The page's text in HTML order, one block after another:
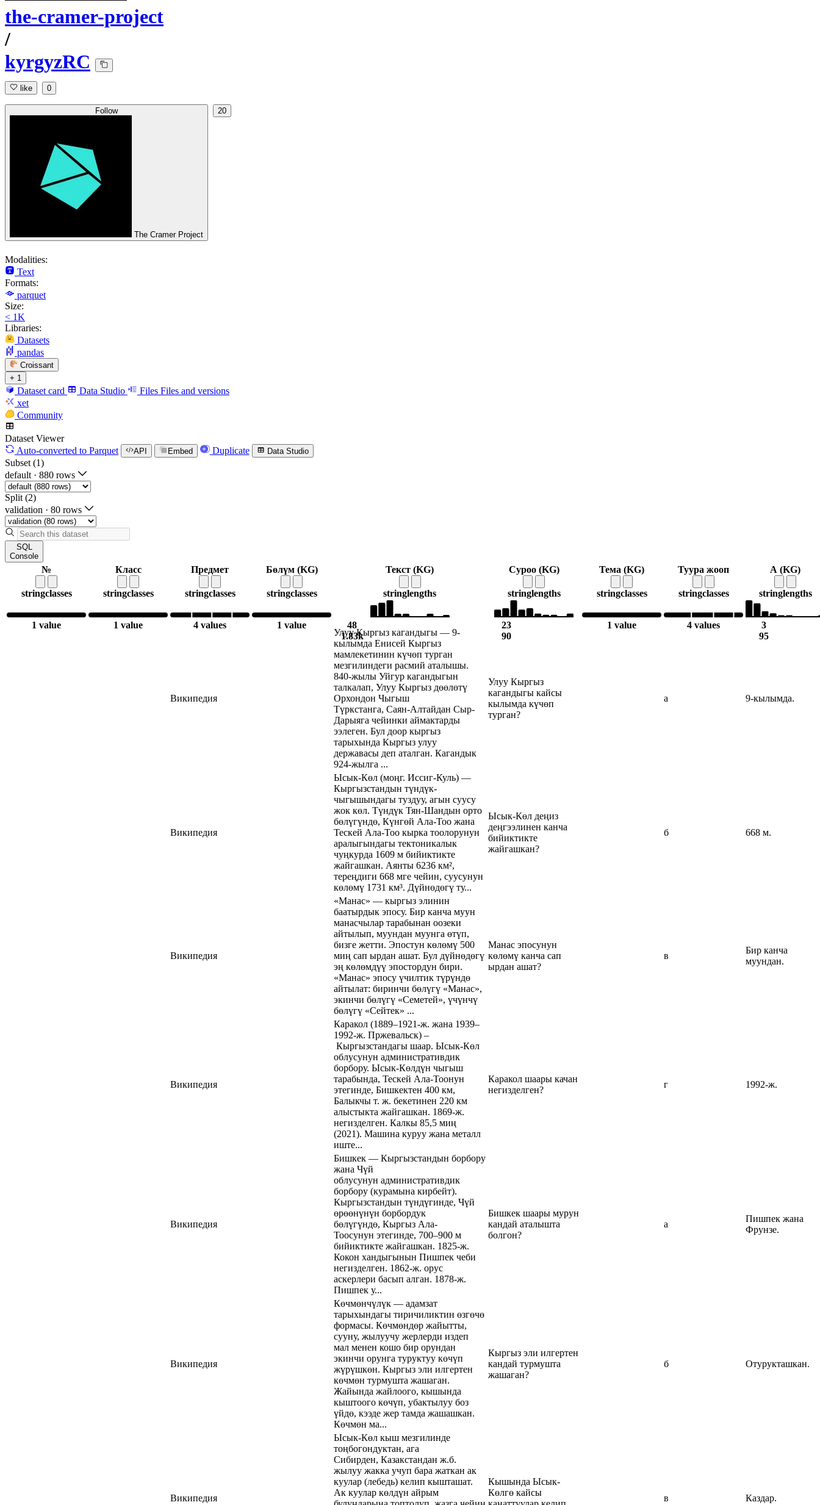
the-cramer-project
/
kyrgyzRC
like 0
Follow
The Cramer Project
20
Modalities:
Text
Formats:
parquet
Size:
< 1K
Libraries:
Datasets
pandas
Croissant
+ 1
Dataset card Data Studio Files Files and versions
xet
Community
Dataset Viewer
Auto-converted to Parquet API Embed Duplicate Data Studio
Subset (1)
default · 880 rows
Split (2)
validation · 80 rows
SQL
Console
№
stringclasses
1 value
Класс
stringclasses
1 value
Предмет
stringclasses
4 values
Бөлүм (KG)
stringclasses
1 value
Текст (KG)
stringlengths
48
1.83k
Суроо (KG)
stringlengths
23
90
Тема (KG)
stringclasses
1 value
Туура жооп
stringclasses
4 values
А (KG)
stringlengths
3
95
Википедия
Улуу Кыргыз кагандыгы — 9-
кылымда Енисей Кыргыз
мамлекетинин күчөп турган
мезгилиндеги расмий аталышы.
840-жылы Уйгур кагандыгын
талкалап, Улуу Кыргыз дөөлөтү
Орхондон Чыгыш
Түркстанга, Саян-Алтайдан Сыр-
Дарыяга чейинки аймактарды
ээлеген. Бул доор кыргыз
тарыхында Кыргыз улуу
державасы деп аталган. Кагандык
924-жылга ...
Улуу Кыргыз
кагандыгы кайсы
кылымда күчөп
турган?
а 9-кылымда.
Википедия
Ысык-Көл (моңг. Иссиг-Куль) —
Кыргызстандын түндүк-
чыгышындагы туздуу, агын суусу
жок көл. Түндүк Тян-Шандын орто
бөлүгүндө, Күнгөй Ала-Тоо жана
Тескей Ала-Тоо кырка тоолорунун
аралыгындагы тектоникалык
чуңкурда 1609 м бийиктикте
жайгашкан. Аянты 6236 км²,
тереңдиги 668 мге чейин, суусунун
көлөмү 1731 км³. Дүйнөдөгү ту...
Ысык-Көл деңиз
деңгээлинен канча
бийиктикте
жайгашкан?
б 668 м.
Википедия
«Манас» — кыргыз элинин
баатырдык эпосу. Бир канча муун
манасчылар тарабынан оозеки
айтылып, муундан муунга өтүп,
бизге жетти. Эпостун көлөмү 500
миң сап ырдан ашат. Бул дүйнөдөгү
эң көлөмдүү эпостордун бири.
«Манас» эпосу үчилтик түрүндө
айтылат: биринчи бөлүгү «Манас»,
экинчи бөлүгү «Семетей», үчүнчү
бөлүгү «Сейтек» ...
Манас эпосунун
көлөмү канча сап
ырдан ашат?
в
Бир канча
муундан.
Википедия
Каракол (1889–1921-ж. жана 1939–
1992-ж. Пржевальск) –
Кыргызстандагы шаар. Ысык-Көл
облусунун административдик
борбору. Ысык-Көлдүн чыгыш
тарабында, Тескей Ала-Тоонун
этегинде, Бишкектен 400 км,
Балыкчы т. ж. бекетинен 220 км
алыстыкта жайгашкан. 1869-ж.
негизделген. Калкы 85,5 миң
(2021). Машина куруу жана металл
иште...
Каракол шаары качан
негизделген?
г 1992-ж.
Википедия
Бишкек — Кыргызстандын борбору
жана Чүй
облусунун административдик
борбору (курамына кирбейт).
Кыргызстандын түндүгинде, Чүй
өрөөнүнүн борбордук
бөлүгүндө, Кыргыз Ала-
Тоосунун этегинде, 700–900 м
бийиктикте жайгашкан. 1825-ж.
Кокон хандыгынын Пишпек чеби
негизделген. 1862-ж. орус
аскерлери басып алган. 1878-ж.
Пишпек у...
Бишкек шаары мурун
кандай аталышта
болгон?
а
Пишпек жана
Фрунзе.
Википедия
Көчмөнчүлүк — адамзат
тарыхындагы тиричиликтин өзгөчө
формасы. Көчмөндөр жайытты,
сууну, жылуучу жерлерди издеп
мал менен кошо бир орундан
экинчи орунга туруктуу көчүп
жүрүшкөн. Кыргыз эли илгертен
көчмөн турмушта жашаган.
Жайында жайлоого, кышында
кыштоого көчүп, убактылуу боз
үйдө, кээде жер тамда жашашкан.
Көчмөн ма...
Кыргыз эли илгертен
кандай турмушта
жашаган?
б Отурукташкан.
Википедия
Ысык-Көл кыш мезгилинде
тоңбогондуктан, ага
Сибирден, Казакстандан ж.б.
жылуу жакка учуп бара жаткан ак
куулар (лебедь) келип кышташат.
Ак куулар көлдүн айрым
Кышында Ысык-
Көлгө кайсы
в Каздар.